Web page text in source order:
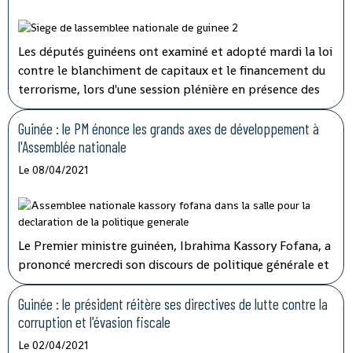
Les députés guinéens ont examiné et adopté mardi la loi
contre le blanchiment de capitaux et le financement du
terrorisme, lors d'une session plénière en présence des
membres du gouvernement.
Guinée : le PM énonce les grands axes de développement à
l'Assemblée nationale
Le 08/04/2021
Le Premier ministre guinéen, Ibrahima Kassory Fofana, a
prononcé mercredi son discours de politique générale et
d'orientation devant les 108 députés présents sur les 114
que compte l'hémicycle guinéen.
Guinée : le président réitère ses directives de lutte contre la
corruption et l'évasion fiscale
Le 02/04/2021